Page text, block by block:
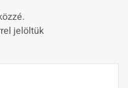
jelöltük